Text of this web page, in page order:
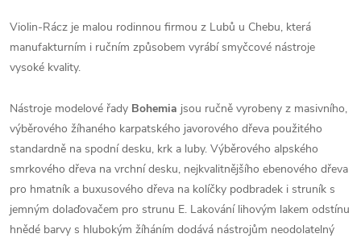
Violin-Rácz je malou rodinnou firmou z Lubů u Chebu, která
manufakturním i ručním způsobem vyrábí smyčcové nástroje
vysoké kvality.
Nástroje modelové řady Bohemia jsou ručně vyrobeny z masivního,
výběrového žíhaného karpatského javorového dřeva použitého
standardně na spodní desku, krk a luby. Výběrového alpského
smrkového dřeva na vrchní desku, nejkvalitnějšího ebenového dřeva
pro hmatník a buxusového dřeva na kolíčky podbradek i struník s
jemným dolaďovačem pro strunu E. Lakování lihovým lakem odstínu
hnědé barvy s hlubokým žíháním dodává nástrojům neodolatelný